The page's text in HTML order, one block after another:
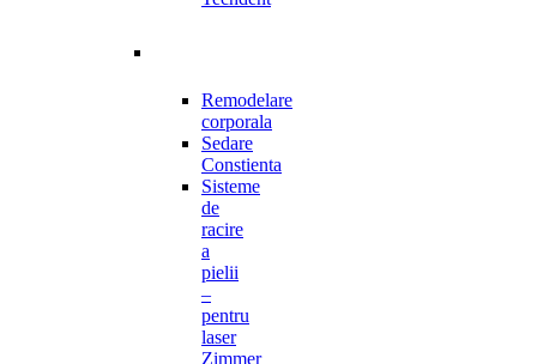
Remodelare
corporala
Sedare
Constienta
Sisteme
de
racire
a
pielii
–
pentru
laser
Zimmer